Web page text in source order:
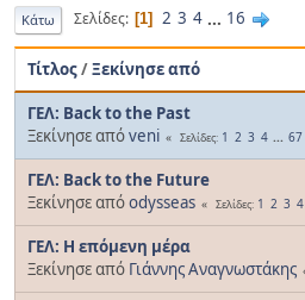
Κάτω Σελίδες 1 2 3 4 ... 16
Τίτλος/Ξεκίνησε από
ΓΕΛ: Back to the Past
Ξεκίνησε απόveni Σελίδες 1 2 3 4 ... 67
ΓΕΛ: Back to the Future
Ξεκίνησε απόodysseas Σελίδες 1 2 3 4
ΓΕΛ: Η επόμενη μέρα
Ξεκίνησε από Γιάννης Αναγνωστάκης